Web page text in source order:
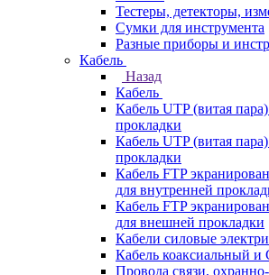
Тестеры, детекторы,
Сумки для инструмента
Разные приборы и
Кабель
Назад
Кабель
Кабель UTP (витая
прокладки
Кабель UTP (витая
прокладки
Кабель FTP
для внутренней
Кабель FTP
для внешней прокладки
Кабели силовые
Кабель коаксиальный
Провода связи,